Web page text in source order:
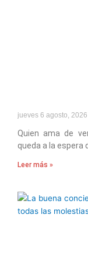
jueves 6 agosto, 2026
Quien ama de
queda a la espera
Leer más »